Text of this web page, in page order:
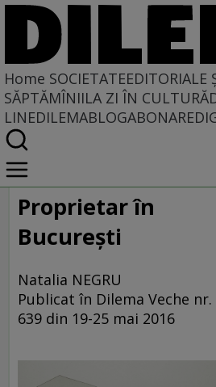
Home SOCIETATEEDITORIALE
SĂPTĂMÎNIILA ZI ÎN CULTURĂ
LINEDILEMABLOGABONARE
Home
Societate
LA SINGULAR ȘI LA PLURAL
Proprietar în
Bucureşti
Natalia NEGRU
Publicat în Dilema Veche nr.
639 din 19-25 mai 2016